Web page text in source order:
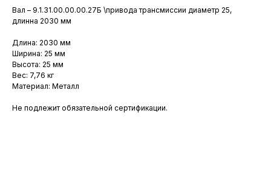
Вал – 9.1.31.00.00.00.27Б \привода трансмиссии диаметр 25,
длинна 2030 мм
Длина: 2030 мм
Ширина: 25 мм
Высота: 25 мм
Вес: 7,76 кг
Материал: Металл
Не подлежит обязательной сертификации.